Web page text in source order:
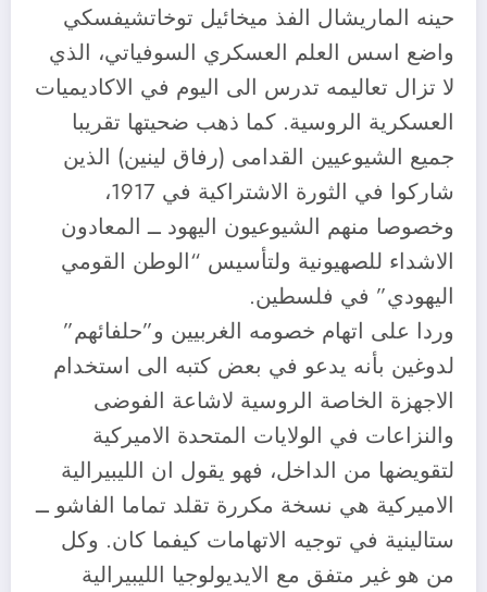
حينه الماريشال الفذ ميخائيل توخاتشيفسكي
واضع اسس العلم العسكري السوفياتي، الذي
لا تزال تعاليمه تدرس الى اليوم في الاكاديميات
العسكرية الروسية. كما ذهب ضحيتها تقريبا
جميع الشيوعيين القدامى (رفاق لينين) الذين
شاركوا في الثورة الاشتراكية في 1917،
وخصوصا منهم الشيوعيون اليهود ــ المعادون
الاشداء للصهيونية ولتأسيس “الوطن القومي
اليهودي” في فلسطين.
وردا على اتهام خصومه الغربيين و”حلفائهم”
لدوغين بأنه يدعو في بعض كتبه الى استخدام
الاجهزة الخاصة الروسية لاشاعة الفوضى
والنزاعات في الولايات المتحدة الاميركية
لتقويضها من الداخل، فهو يقول ان الليبيرالية
الاميركية هي نسخة مكررة تقلد تماما الفاشو ــ
ستالينية في توجيه الاتهامات كيفما كان. وكل
من هو غير متفق مع الايديولوجيا الليبيرالية